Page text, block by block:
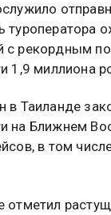
туроператора
с рекордным
1,9 миллиона
в Таиланде
на Ближнем
в том
отметил